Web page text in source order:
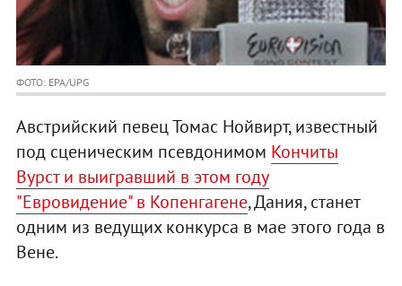
ФОТО: EPA/UPG
Австрийский певец Томас Нойвирт, известный
под сценическим псевдонимом Кончиты
Вурст и выигравший в этом году
"Евровидение" в Копенгагене, Дания, станет
одним из ведущих конкурса в мае этого года в
Вене.